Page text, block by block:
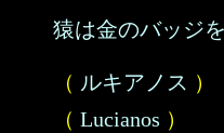
猿は金のバッジ
（ ルキアノス ）
（ Lucianos ）